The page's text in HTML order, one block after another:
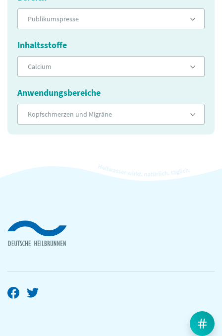
Publikumspresse
Inhaltsstoffe
Calcium
Anwendungsbereiche
Kopfschmerzen und Migräne